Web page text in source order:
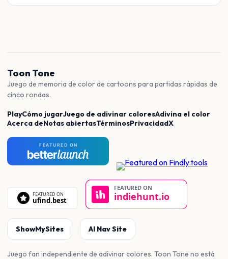
Toon Tone
Juego de memoria de color de cartoons para partidas rápidas de
cinco rondas.
PlayCómo jugarJuego de adivinar coloresAdivina el color
Acerca deNotas abiertasTérminosPrivacidadX
ShowMySites AI Nav Site
Juego fan independiente de adivinar colores. Toon Tone no está